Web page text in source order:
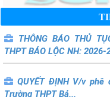
THÔNG BÁO THỦ
THPT BẢO LỘC NH: 2026-
QUYẾT ĐỊNH V/v
Trường THPT Bả...